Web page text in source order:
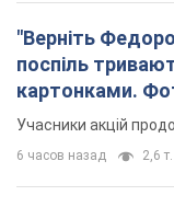
Сенат США
санкції проти
Документ
6 часов назад